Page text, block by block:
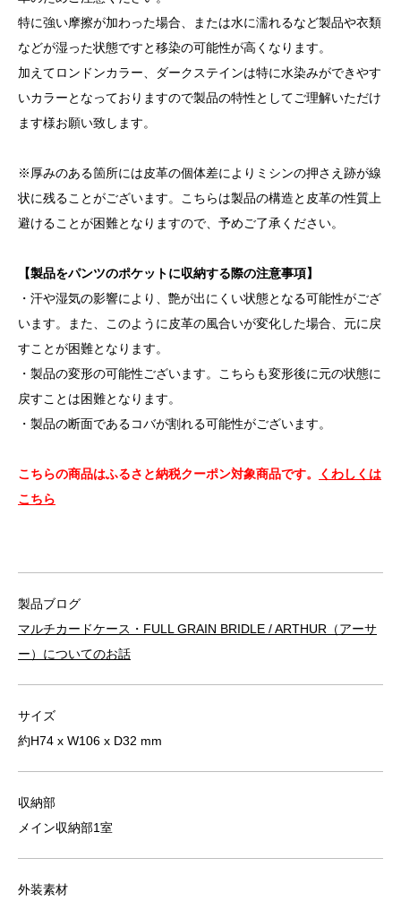
特に強い摩擦が加わった場合、または水に濡れるなど製品や衣類
などが湿った状態ですと移染の可能性が高くなります。
加えてロンドンカラー、ダークステインは特に水染みができやす
いカラーとなっておりますので製品の特性としてご理解いただけ
ます様お願い致します。
※厚みのある箇所には皮革の個体差によりミシンの押さえ跡が線
状に残ることがございます。こちらは製品の構造と皮革の性質上
避けることが困難となりますので、予めご了承ください。
【製品をパンツのポケットに収納する際の注意事項】
・汗や湿気の影響により、艶が出にくい状態となる可能性がござ
います。また、このように皮革の風合いが変化した場合、元に戻
すことが困難となります。
・製品の変形の可能性ございます。こちらも変形後に元の状態に
戻すことは困難となります。
・製品の断面であるコバが割れる可能性がございます。
こちらの商品はふるさと納税クーポン対象商品です。
くわしくは
こちら
製品ブログ
マルチカードケース・FULL GRAIN BRIDLE / ARTHUR（アーサ
ー）についてのお話
サイズ
約H74 x W106 x D32 mm
収納部
メイン収納部1室
外装素材